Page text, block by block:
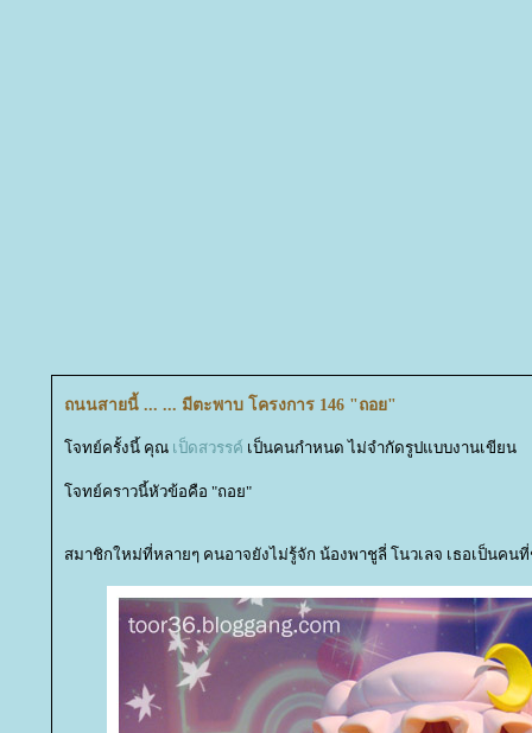
ถนนสายนี้ ... ... มีตะพาบ โครงการ 146 "ถอย"
จทย์ครั้งนี้ คุณ เป็ดสวรรค์ เป็นคนกำหนด ไม่จำกัดรูปแบบงานเขียน
จทย์คราวนี้หัวข้อคือ "ถอย"
สมาชิกใหม่ที่หลายๆ คนอาจยังไม่รู้จัก น้องพาชูลี่ โนวเลจ เธอเป็นคน